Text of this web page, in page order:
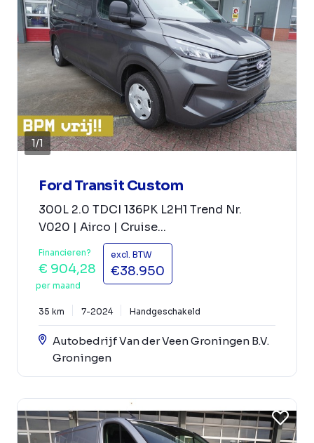
1/1
Ford Transit Custom
300L 2.0 TDCI 136PK L2H1 Trend Nr.
V020 | Airco | Cruise...
Financieren?
€ 904,28
per maand
excl. BTW
€38.950
35 km 7-2024 Handgeschakeld
Autobedrijf Van der Veen Groningen B.V.
Groningen